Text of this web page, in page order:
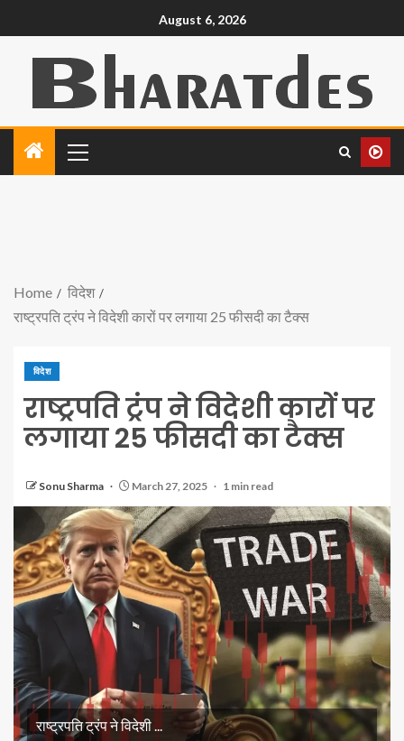
August 6, 2026
Home
विदेश
राष्ट्रपति ट्रंप ने विदेशी कारों पर लगाया 25 फीसदी का टैक्स
विदेश
राष्ट्रपति ट्रंप ने विदेशी कारों पर
लगाया 25 फीसदी का टैक्स
Sonu Sharma March 27, 2025 1 min read
राष्ट्रपति ट्रंप ने विदेशी ...